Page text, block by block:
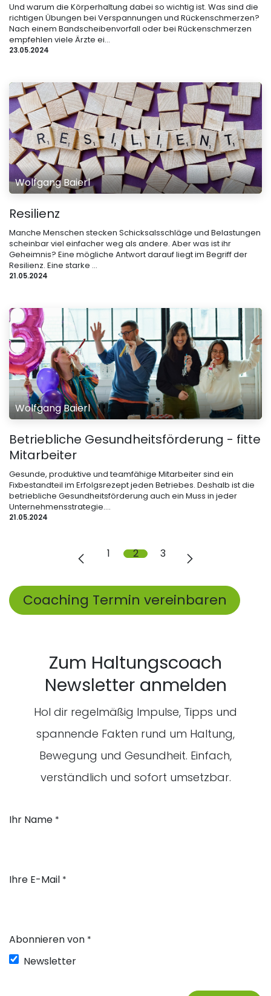
Und warum die Körperhaltung dabei so wichtig ist. Was sind die
richtigen Übungen bei Verspannungen und Rückenschmerzen?
Nach einem Bandscheibenvorfall oder bei Rückenschmerzen
empfehlen viele Ärzte ei...
23.05.2024
Wolfgang Baierl
Resilienz
Manche Menschen stecken Schicksalsschläge und Belastungen
scheinbar viel einfacher weg als andere. Aber was ist ihr
Geheimnis? Eine mögliche Antwort darauf liegt im Begriff der
Resilienz. Eine starke ...
21.05.2024
Wolfgang Baierl
Betriebliche Gesundheitsförderung - fitte
Mitarbeiter
Gesunde, produktive und teamfähige Mitarbeiter sind ein
Fixbestandteil im Erfolgsrezept jeden Betriebes. Deshalb ist die
betriebliche Gesundheitsförderung auch ein Muss in jeder
Unternehmensstrategie....
21.05.2024
1 2 3
Coaching Termin vereinbaren
Zum Haltungscoach
Newsletter anmelden
Hol dir regelmäßig Impulse, Tipps und
spannende Fakten rund um Haltung,
Bewegung und Gesundheit. Einfach,
verständlich und sofort umsetzbar.
Ihr Name *
Ihre E-Mail *
Abonnieren von *
Newsletter